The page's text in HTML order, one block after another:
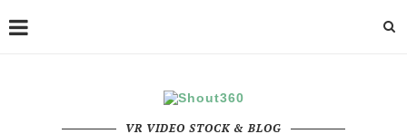
VR VIDEO STOCK & BLOG